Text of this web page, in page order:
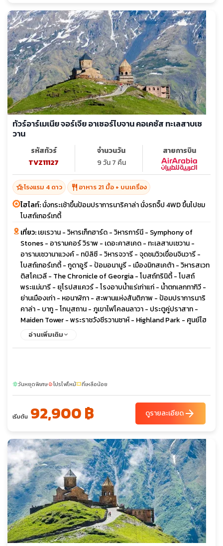
ทัวร์อาร์เมเนีย จอร์เจีย อาเซอร์ไบจาน คอเคซัส ทะเลสาบเซ
วาน
รหัสทัวร์
TVZ11127
จำนวนวัน
9 วัน 7 คืน
สายการบิน
hotel_classโรงแรม 4 ดาว restaurant อาหาร 21 มื้อ + บนเครื่อง
ไฮไลท์:นั่งกระเช้าขึ้นป้อมปราการนาริคาล่า นั่งรถจิ๊ป 4WD ขึ้นไปชม
โบสถ์เกอร์เกตี้
เที่ยว:เยเรวาน - วิหารเก็กฮาร์ด - วิหารการ์นี - Symphony of
Stones - อารามคอร์ วิราพ - เดอะคาสเคด - ทะเลสาบเซวาน -
อารามเซวานาแวงค์ - ทบิลิซี - วิหารจวารี - จุดชมวิวเขื่อนจินวารี -
โบสถ์เกอร์เกตี้ - กูดาอูรี - ป้อมอนานูรี - เมืองมิทสเคต้า - วิหารสเวท
ติสโคเวลี - The Chronicle of Georgia - โบสถ์ทรินิตี้ - โบสถ์
พระแม่มารี - ยุโรปสแควร์ - โรงอาบน้ำแร่เก่าแก่ - น้ำตกเลกทากิวี -
ย่านเมืองเก่า - หอนาฬิกา - สะพานแห่งสันติภาพ - ป้อมปราการนาริ
คาล่า - บากู - โกบุสถาน - ภูเขาไฟโคลนลาวา - ประตูคู่ปราสาท -
Maiden Tower - พระราชวังชีรวานซาห์ - Highland Park - ศูนย์ไฮ
ดาร์ อาลิเยฟ - ยานาร์แด็ก - วิหารแห่งไฟ
อ่านเพิ่มเติม
sunnyวันหยุดพิเศษlocal_fire_departmentโปรไฟไหม้confirmation_numberที่เหลือน้อย
เริ่มต้น 92,900 ฿ ดูรายละเอียดarrow_forward